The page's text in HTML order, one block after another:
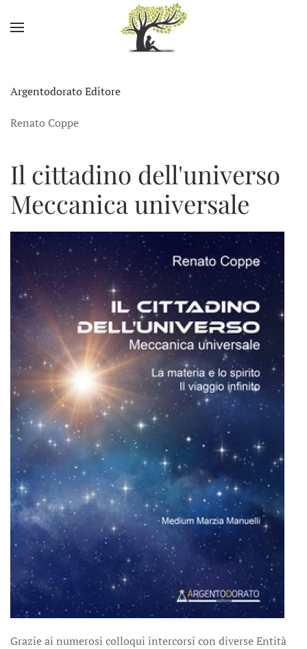
Skip to main content
Argentodorato Editore
Renato Coppe
Il cittadino dell'universo
Meccanica universale
Grazie ai numerosi colloqui intercorsi con diverse Entità